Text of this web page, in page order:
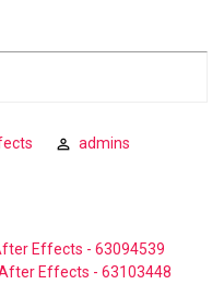
admins
Effects - 63094539
Effects - 63103448